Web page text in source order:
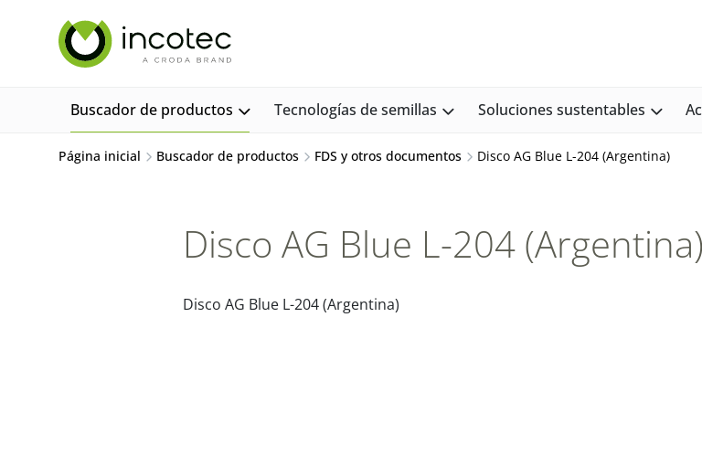
contenido
Buscador de productos Tecnologías de semillas Soluciones sustentables
Página inicial Buscador de productos FDS y otros documentos Disco AG Blue L-204 (Argentina)
Disco AG Blue L-204 (Argentina)
Disco AG Blue L-204 (Argentina)